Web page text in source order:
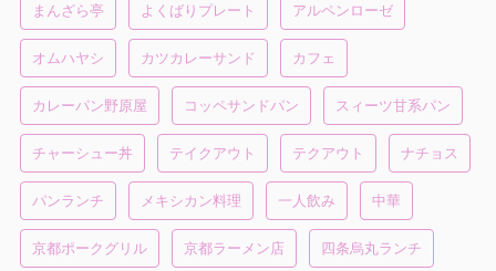
まんざら亭 よくばりプレート アルペンローゼ
オムハヤシ カツカレーサンド カフェ
カレーパン野原屋 コッペサンドパン スィーツ甘系パン
チャーシュー丼 テイクアウト テクアウト ナチョス
パンランチ メキシカン料理 一人飲み 中華
京都ポークグリル 京都ラーメン店 四条烏丸ランチ